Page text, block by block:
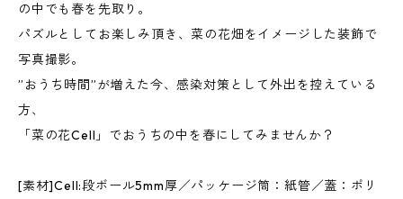
の中でも春を先取り。
パズルとしてお楽しみ頂き、菜の花畑をイメージした装飾で
写真撮影。
”おうち時間”が増えた今、感染対策として外出を控えている
方、
「菜の花Cell」でおうちの中を春にしてみませんか？
[素材]Cell:段ボール5mm厚／パッケージ筒：紙管／蓋：ポリ